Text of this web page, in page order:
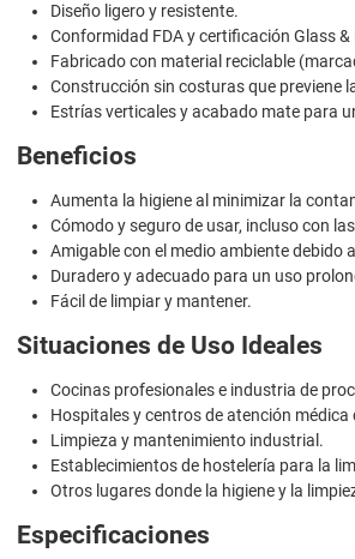
Diseño ligero y resistente.
Conformidad FDA y certificación Glass &
Fabricado con material reciclable
Construcción sin costuras que previene
Estrías verticales y acabado mate para
Beneficios
Aumenta la higiene al minimizar la
Cómodo y seguro de usar, incluso con
Amigable con el medio ambiente debido
Duradero y adecuado para un uso
Fácil de limpiar y mantener.
Situaciones de Uso Ideales
Cocinas profesionales e industria de
Hospitales y centros de atención médica
Limpieza y mantenimiento industrial.
Establecimientos de hostelería para la
Otros lugares donde la higiene y la
Especificaciones